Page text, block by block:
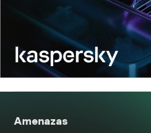
Amenazas